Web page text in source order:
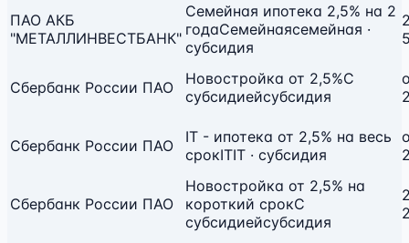
ПАО АКБ
"МЕТАЛЛИНВЕСТБАНК"
Семейная ипотека 2,5% на 2
годаСемейнаясемейная ·
субсидия
Сбербанк России ПАО Новостройка от 2,5%С
субсидиейсубсидия
Сбербанк России ПАО
IT - ипотека от 2,5% на весь
срокITIT · субсидия
Сбербанк России ПАО
Новостройка от 2,5% на
короткий срокС
субсидиейсубсидия